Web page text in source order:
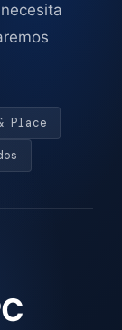
Place